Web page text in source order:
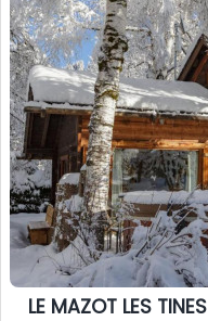
LE MAZOT LES TINES